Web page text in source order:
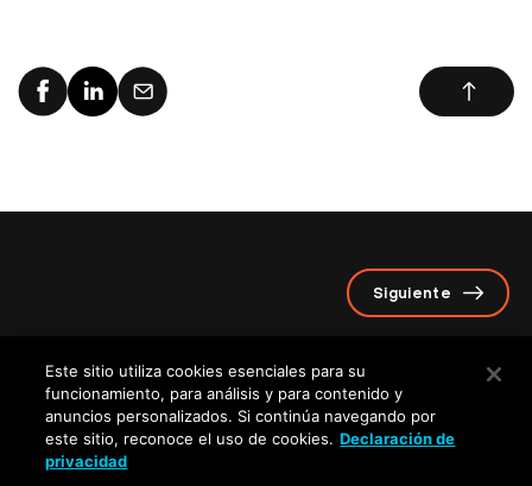
Siguiente
de Confianza Cero?
Este sitio utiliza cookies esenciales para su
funcionamiento, para análisis y para contenido y
anuncios personalizados. Si continúa navegando por
este sitio, reconoce el uso de cookies. Declaración de
privacidad